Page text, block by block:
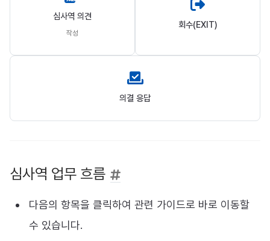
심사역 의견
작성
회수(EXIT)
의결 응답
심사역 업무 흐름
다음의 항목을 클릭하여 관련 가이드로 바로 이동할
수 있습니다.